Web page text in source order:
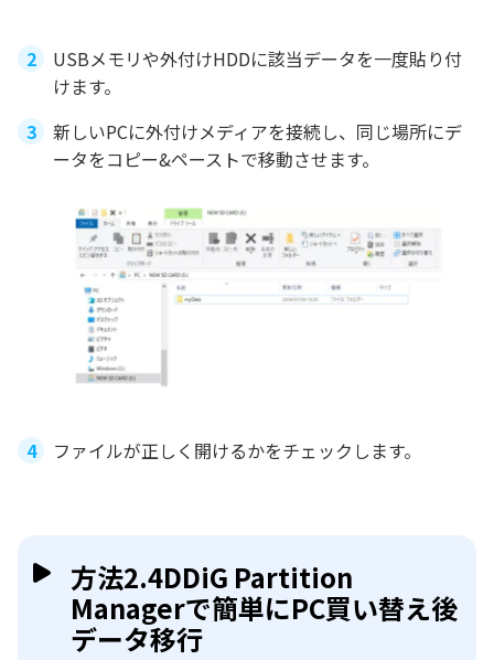
USBメモリや外付けHDDに該当データを一度貼り付
けます。
新しいPCに外付けメディアを接続し、同じ場所にデ
ータをコピー&ペーストで移動させます。
ファイルが正しく開けるかをチェックします。
方法2.4DDiG Partition
Managerで簡単にPC買い替え後
データ移行